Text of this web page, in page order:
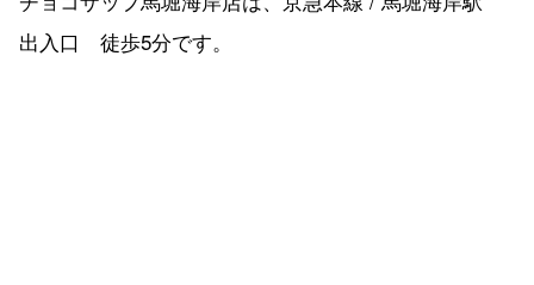
出入口 徒歩5分です。